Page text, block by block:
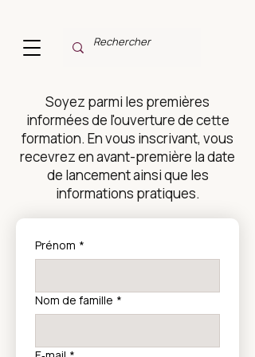
Soyez parmi les premières
informées de l'ouverture de cette
formation. En vous inscrivant, vous
recevrez en avant-première la date
de lancement ainsi que les
informations pratiques.
Prénom *
Nom de famille *